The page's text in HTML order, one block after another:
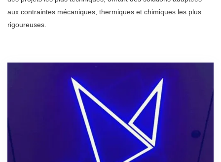
aux contraintes mécaniques, thermiques et chimiques les plus
rigoureuses.